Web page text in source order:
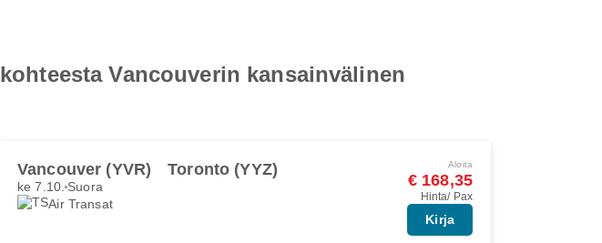
Vancouverin kansainvälinen
Vancouver (YVR) Toronto (YYZ)
ke 7.10. Suora
Air Transat
Aloita
€ 168,35
Hinta/ Pax
Kirja